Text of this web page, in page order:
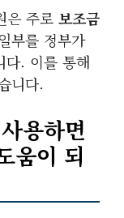
은 주로 보조금
부를 정부가
다. 이를 통해
니다.
용하면
움이 되